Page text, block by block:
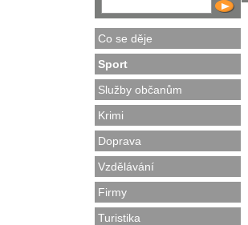
Co se děje
Sport
Služby občanům
Krimi
Doprava
Vzdělávání
Firmy
Turistika